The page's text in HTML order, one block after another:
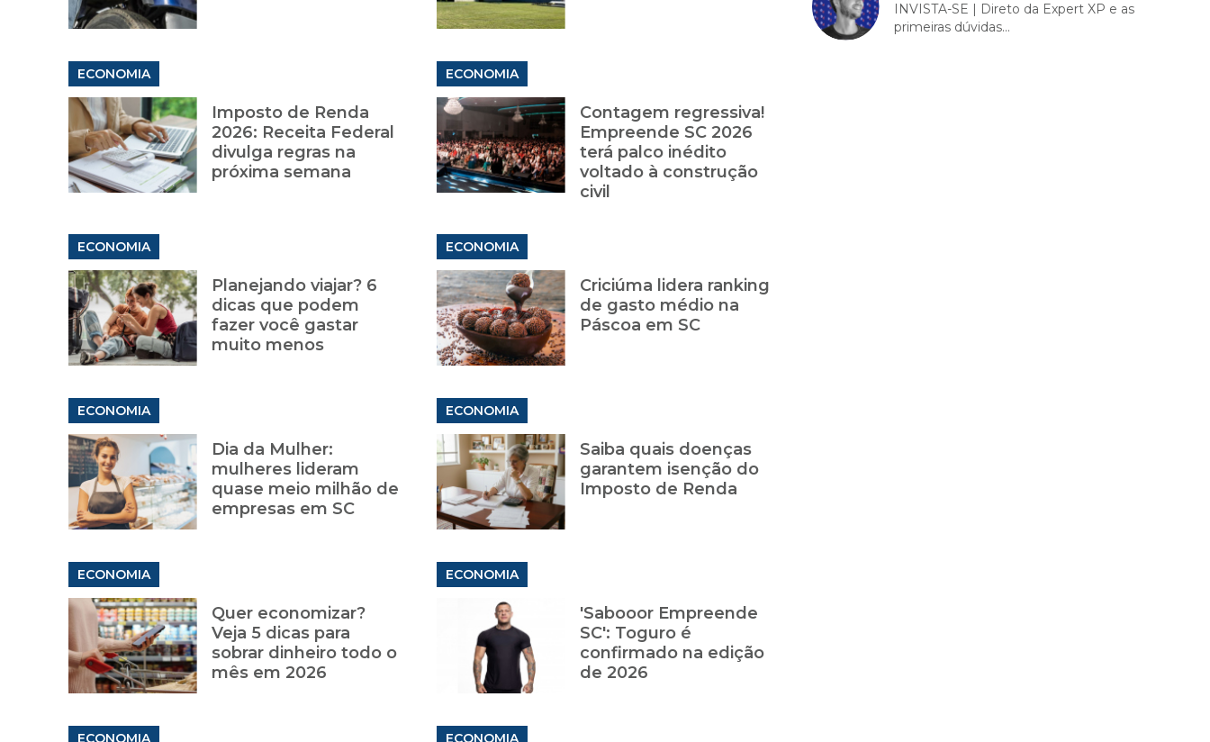
ECONOMIA
Imposto de Renda
2026: Receita Federal
divulga regras na
próxima semana
ECONOMIA
Contagem regressiva!
Empreende SC 2026
terá palco inédito
voltado à construção
civil
ECONOMIA
Planejando viajar? 6
dicas que podem
fazer você gastar
muito menos
ECONOMIA
Criciúma lidera ranking
de gasto médio na
Páscoa em SC
ECONOMIA
Dia da Mulher:
mulheres lideram
quase meio milhão de
empresas em SC
ECONOMIA
Saiba quais doenças
garantem isenção do
Imposto de Renda
ECONOMIA
Quer economizar?
Veja 5 dicas para
sobrar dinheiro todo o
mês em 2026
ECONOMIA
'Sabooor Empreende
SC': Toguro é
confirmado na edição
de 2026
ECONOMIA ECONOMIA
INVISTA-SE | Direto da Expert XP e as
primeiras dúvidas...